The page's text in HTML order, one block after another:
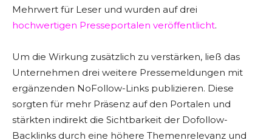
Mehrwert für Leser und wurden auf drei
hochwertigen Presseportalen veröffentlicht.
Um die Wirkung zusätzlich zu verstärken, ließ das
Unternehmen drei weitere Pressemeldungen mit
ergänzenden NoFollow-Links publizieren. Diese
sorgten für mehr Präsenz auf den Portalen und
stärkten indirekt die Sichtbarkeit der Dofollow-
Backlinks durch eine höhere Themenrelevanz und